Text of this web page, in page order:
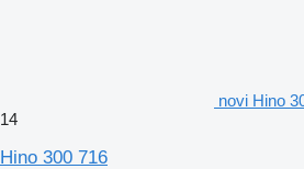
novi Hino
14
Hino 300 716